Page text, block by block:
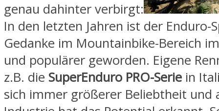
genau dahinter verbirgt:
In den letzten Jahren ist der Enduro-
Gedanke im Mountainbike-Bereich
und populärer geworden. Eigene
z.B. die SuperEnduro PRO-Serie in
sich immer größerer Beliebtheit und